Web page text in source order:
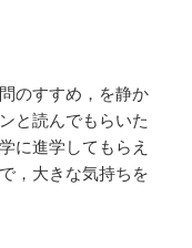
のすすめ，を静か
と読んでもらいた
に進学してもらえ
，大きな気持ちを